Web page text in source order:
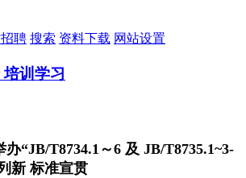
聘 搜索 资料下载 网站设置
训学习
“JB/T8734.1～6 及 JB/T8735.1~3-
新 标准宣贯